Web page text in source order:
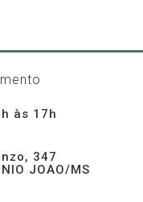
às 17h
347
JOAO/MS